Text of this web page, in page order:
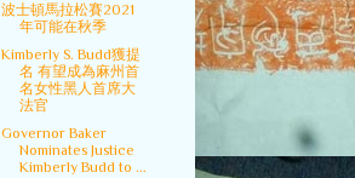
波士頓馬拉松賽2021
年可能在秋季
Kimberly S. Budd獲提
名 有望成為麻州首
名女性黑人首席大
法官
Governor Baker
Nominates Justice
Kimberly Budd to ...